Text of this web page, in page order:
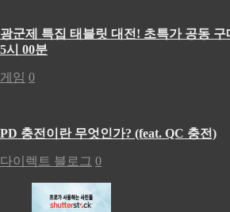
광군제 특집 태블릿 대전! 초특가 공동 구
5시 00분
게임 0
PD 충전이란 무엇인가? (feat. QC 충전)
다이렉트 블로그 0